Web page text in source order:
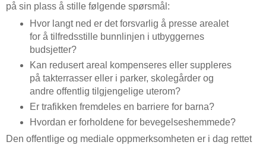
på sin plass å stille følgende spørsmål:
Hvor langt ned er det forsvarlig å presse arealet
for å tilfredsstille bunnlinjen i utbyggernes
budsjetter?
Kan redusert areal kompenseres eller suppleres
på takterrasser eller i parker, skolegårder og
andre offentlig tilgjengelige uterom?
Er trafikken fremdeles en barriere for barna?
Hvordan er forholdene for bevegelseshemmede?
Den offentlige og mediale oppmerksomheten er i dag rettet